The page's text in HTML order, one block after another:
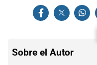
Sobre el Autor